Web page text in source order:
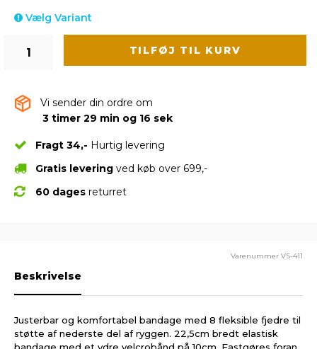
Vælg Variant
TILFØJ TIL KURV
Vi sender din ordre om
3 timer 29 min og 16 sek
Fragt 34,- Hurtig levering
Gratis levering ved køb over 699,-
60 dages returret
Varenummer VS-411
Beskrivelse
Justerbar og komfortabel bandage med 8 fleksible fjedre til
støtte af nederste del af ryggen. 22,5cm bredt elastisk